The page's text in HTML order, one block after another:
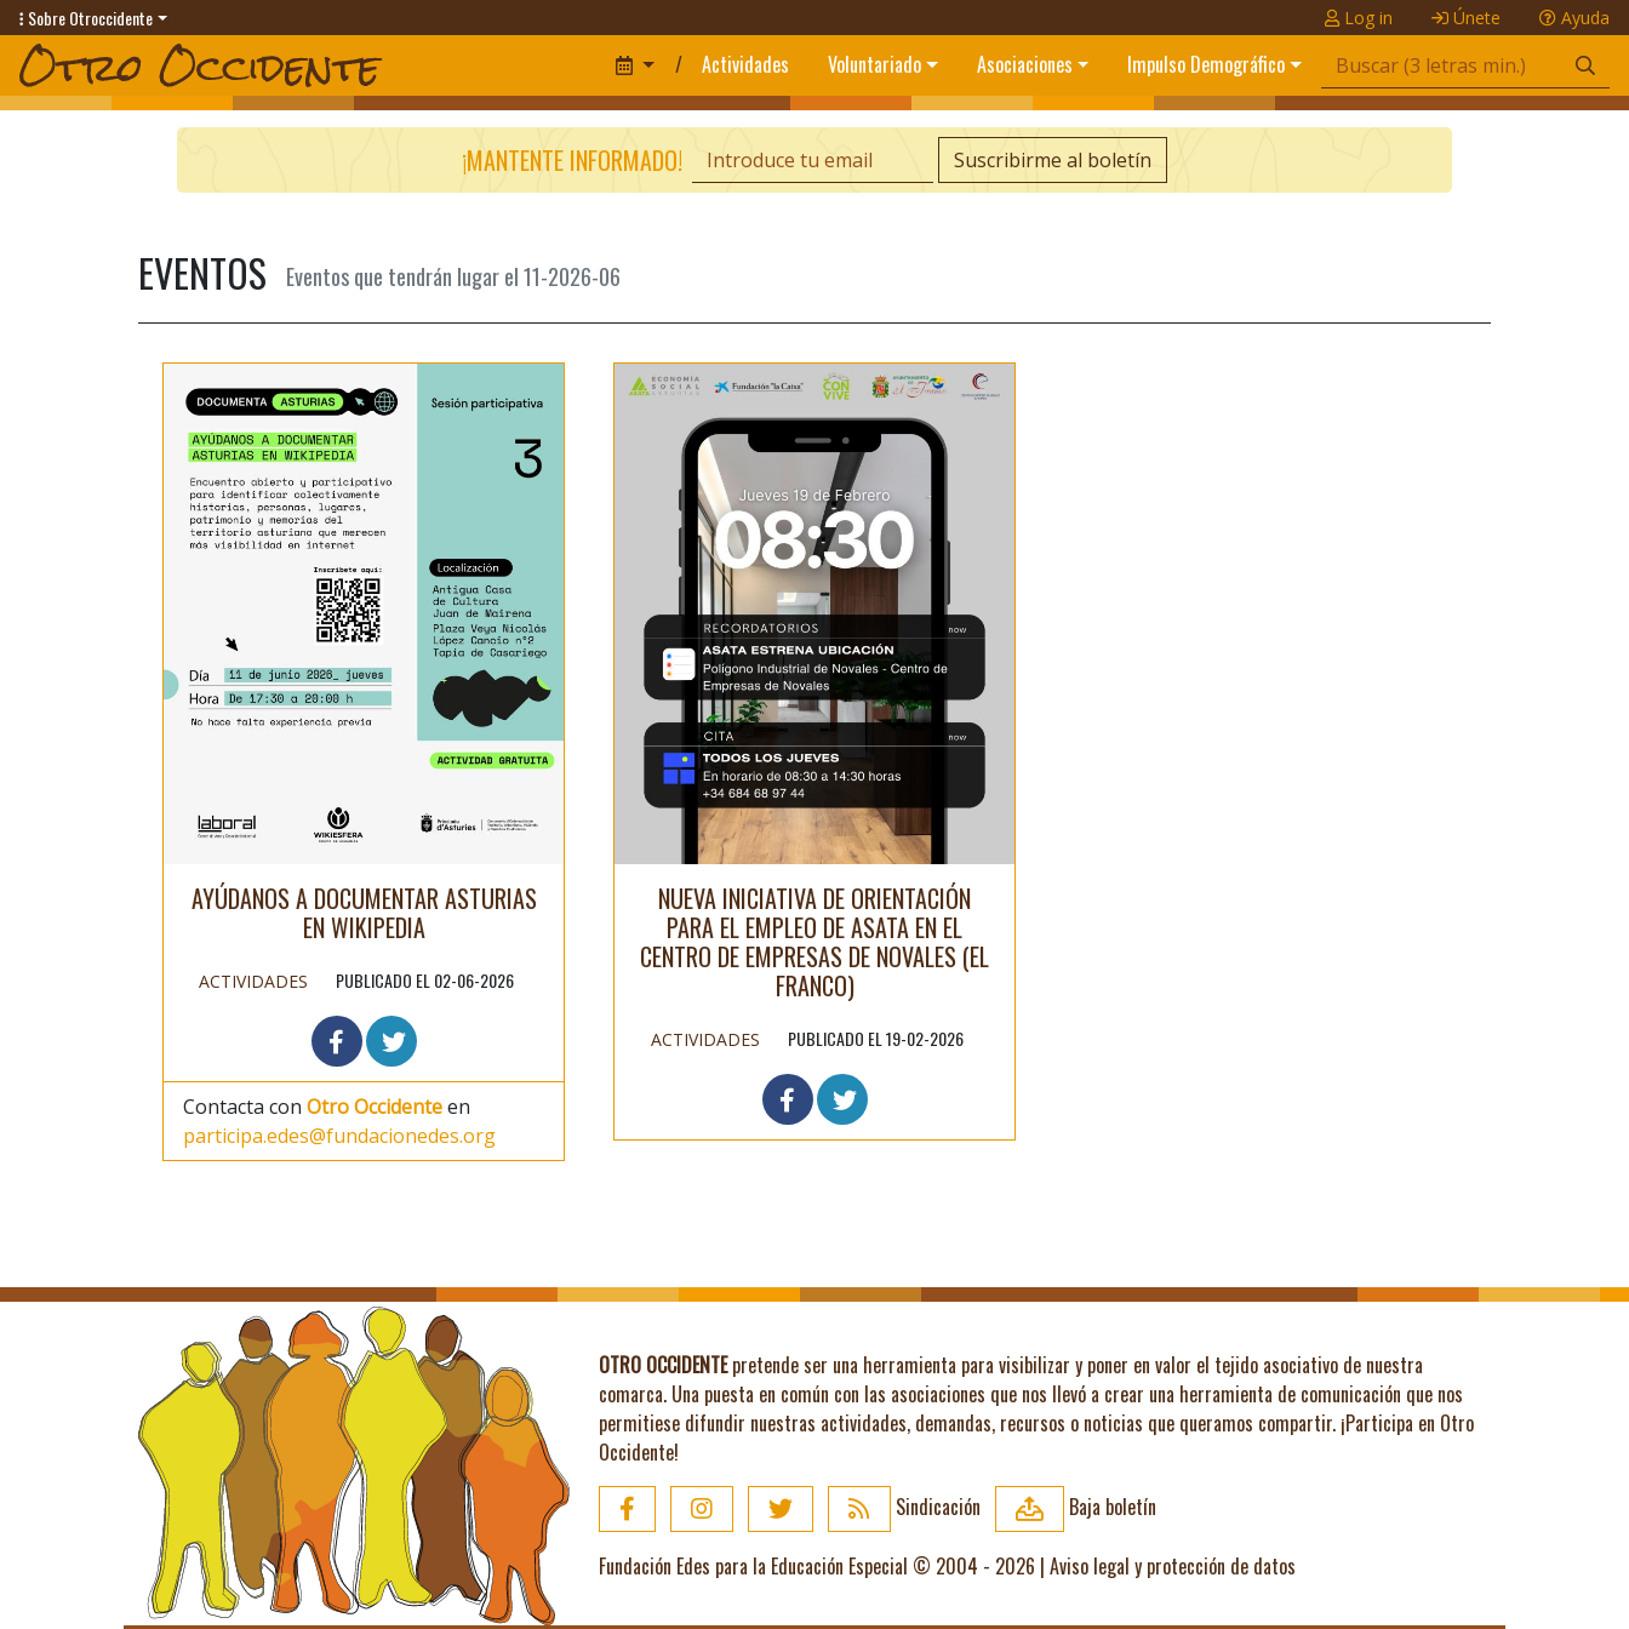
Sobre Otroccidente Log in Únete Ayuda
/ Actividades Voluntariado Asociaciones Impulso Demográfico
¡MANTENTE INFORMADO! Suscribirme al boletín
EVENTOS Eventos que tendrán lugar el 11-2026-06
AYÚDANOS A DOCUMENTAR ASTURIAS
EN WIKIPEDIA
ACTIVIDADES PUBLICADO EL 02-06-2026
Contacta con Otro Occidenteen
participa.edes@fundacionedes.org
NUEVA INICIATIVA DE ORIENTACIÓN
PARA EL EMPLEO DE ASATA EN EL
CENTRO DE EMPRESAS DE NOVALES (EL
FRANCO)
ACTIVIDADES PUBLICADO EL 19-02-2026
OTRO OCCIDENTEpretende ser una herramienta para visibilizar y poner en valor el tejido asociativo de nuestra
comarca. Una puesta en común con las asociaciones que nos llevó a crear una herramienta de comunicación que nos
permitiese difundir nuestras actividades, demandas, recursos o noticias que queramos compartir. ¡Participa en Otro
Occidente!
Sindicación
Baja boletín
Fundación Edes para la Educación Especial © 2004 - 2026 | Aviso legal y protección de datos